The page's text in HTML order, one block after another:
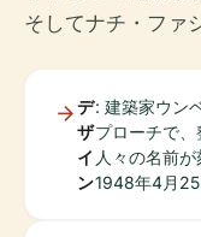
そしてナチ・ファ
デ
ザ
イ
ン
: 建築家ウン
プローチで
人々の名前
1948年4月25